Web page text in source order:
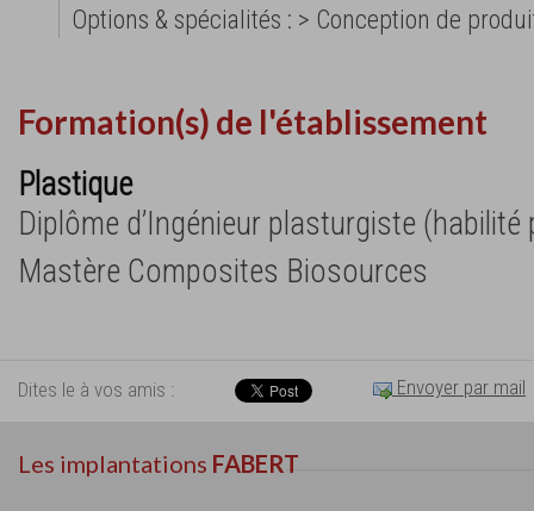
Options & spécialités : > Conception de
Formation(s) de l'établissement
Plastique
Diplôme d’Ingénieur plasturgiste (habilité
Mastère Composites Biosources
Dites le à vos amis : Envoyer par mail
Les implantations FABERT